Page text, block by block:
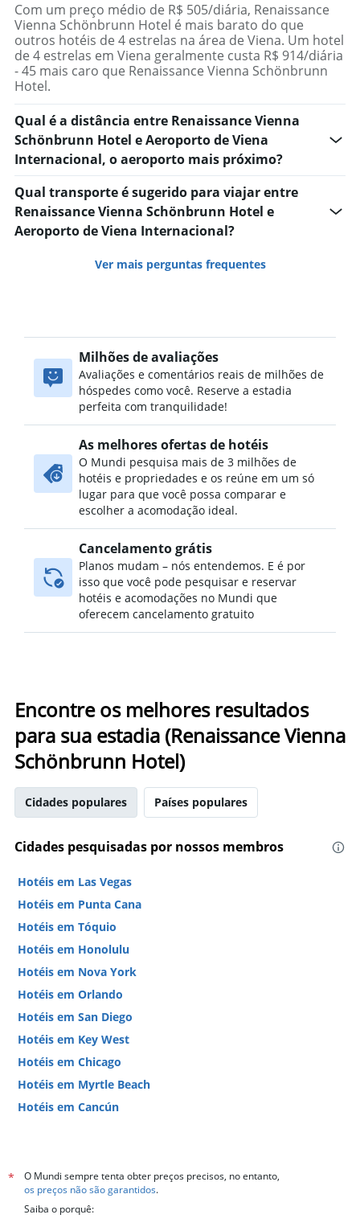
Com um preço médio de R$ 505/diária, Renaissance
Vienna Schönbrunn Hotel é mais barato do que
outros hotéis de 4 estrelas na área de Viena. Um hotel
de 4 estrelas em Viena geralmente custa R$ 914/diária
- 45 mais caro que Renaissance Vienna Schönbrunn
Hotel.
Qual é a distância entre Renaissance Vienna
Schönbrunn Hotel e Aeroporto de Viena
Internacional, o aeroporto mais próximo?
Qual transporte é sugerido para viajar entre
Renaissance Vienna Schönbrunn Hotel e
Aeroporto de Viena Internacional?
Ver mais perguntas frequentes
Milhões de avaliações
Avaliações e comentários reais de milhões de
hóspedes como você. Reserve a estadia
perfeita com tranquilidade!
As melhores ofertas de hotéis
O Mundi pesquisa mais de 3 milhões de
hotéis e propriedades e os reúne em um só
lugar para que você possa comparar e
escolher a acomodação ideal.
Cancelamento grátis
Planos mudam – nós entendemos. E é por
isso que você pode pesquisar e reservar
hotéis e acomodações no Mundi que
oferecem cancelamento gratuito
Encontre os melhores resultados
para sua estadia (Renaissance Vienna
Schönbrunn Hotel)
Cidades populares Países populares
Cidades pesquisadas por nossos membros
Hotéis em Las Vegas
Hotéis em Punta Cana
Hotéis em Tóquio
Hotéis em Honolulu
Hotéis em Nova York
Hotéis em Orlando
Hotéis em San Diego
Hotéis em Key West
Hotéis em Chicago
Hotéis em Myrtle Beach
Hotéis em Cancún
*
O Mundi sempre tenta obter preços precisos, no entanto,
os preços não são garantidos.
Saiba o porquê: